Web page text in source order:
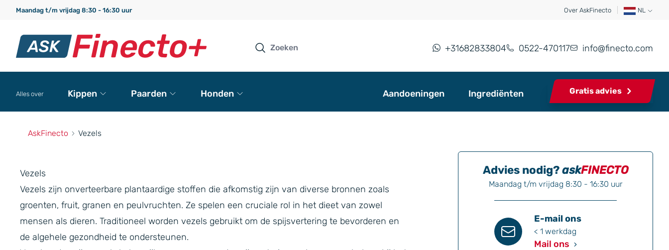
Maandag t/m vrijdag 8:30 - 16:30 uur Over AskFinecto NL
+31682833804 0522-470117 info@finecto.com
Alles over Kippen Paarden Honden Aandoeningen Ingrediënten Gratis advies
AskFinecto Vezels
Vezels
Vezels zijn onverteerbare plantaardige stoffen die afkomstig zijn van diverse bronnen zoals
groenten, fruit, granen en peulvruchten. Ze spelen een cruciale rol in het dieet van zowel
mensen als dieren. Traditioneel worden vezels gebruikt om de spijsvertering te bevorderen en
de algehele gezondheid te ondersteunen.
Advies nodig?askFINECTO
Maandag t/m vrijdag 8:30 - 16:30 uur
E-mail ons
< 1 werkdag
Mail ons